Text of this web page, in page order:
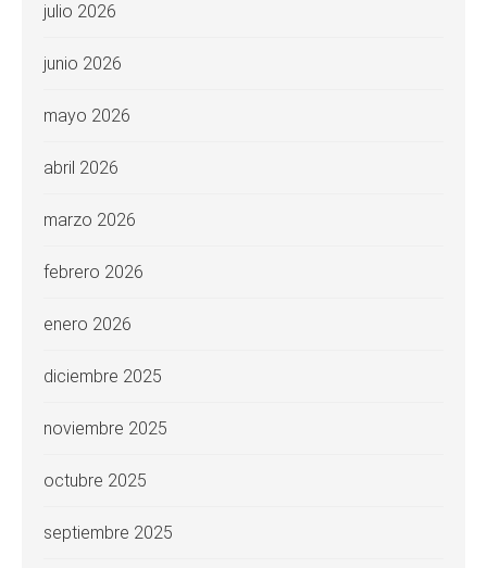
julio 2026
junio 2026
mayo 2026
abril 2026
marzo 2026
febrero 2026
enero 2026
diciembre 2025
noviembre 2025
octubre 2025
septiembre 2025